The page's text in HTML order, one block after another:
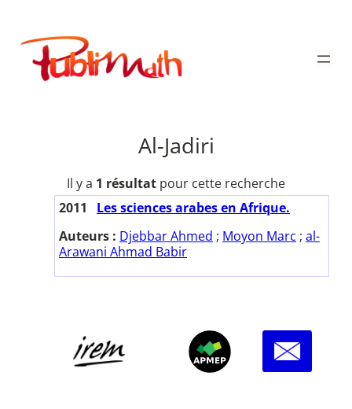
contenu
Publimath
Al-Jadiri
Il y a 1 résultat pour cette recherche
2011
Les sciences arabes en Afrique.
Auteurs : Djebbar Ahmed ; Moyon Marc ; al-
Arawani Ahmad Babir